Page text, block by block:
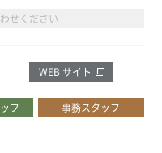
せください
フ 事務スタッフ
WEB サイト